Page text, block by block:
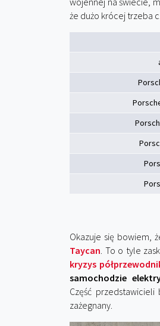
że dużo krócej trzeba
Okazuje się bowiem,
Taycan. To o tyle
kryzys
samochodzie
Część
zażegnany.